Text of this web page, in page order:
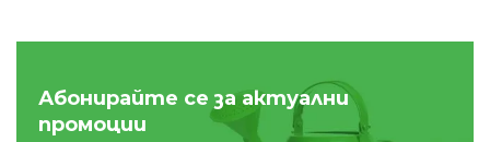
Абонирайте се за актуални
промоции